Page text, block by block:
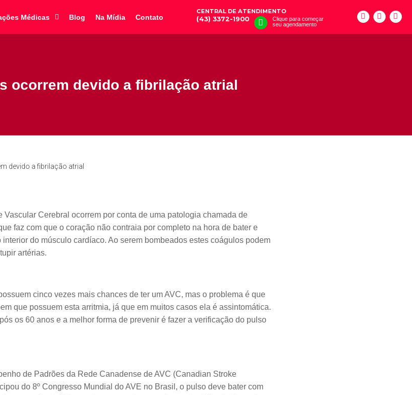
Médicas Blog Na Mídia Contato
CENTRAL DE ATENDIMENTO
(43) 3372-1900
Clique para começar
seu agendamento
ocorrem devido a fibrilação atrial
devido a fibrilação atrial
Vascular Cerebral ocorrem por conta de uma patologia chamada de
faz com que o coração não contraia por completo na hora de bater e
do músculo cardíaco. Ao serem bombeados estes coágulos podem
artérias.
cinco vezes mais chances de ter um AVC, mas o problema é que
que possuem esta arritmia, já que em muitos casos ela é assintomática.
os 60 anos e a melhor forma de prevenir é fazer a verificação do pulso
de Padrões da Rede Canadense de AVC (Canadian Stroke
do 8º Congresso Mundial do AVE no Brasil, o pulso deve bater com